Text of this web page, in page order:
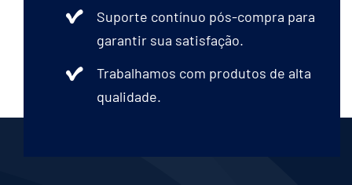
Suporte contínuo pós-compra para
garantir sua satisfação.
Trabalhamos com produtos de alta
qualidade.